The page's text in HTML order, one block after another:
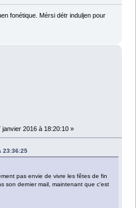
fonétique. Mérsi détr induljen pour
janvier 2016 à 18:20:10 »
23:36:25
pas envie de vivre les fêtes de fin
son dernier mail, maintenant que c'est